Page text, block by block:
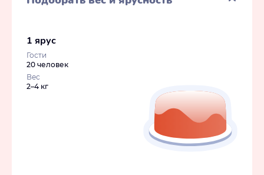
1 ярус
Гости
20 человек
Вес
2–4 кг